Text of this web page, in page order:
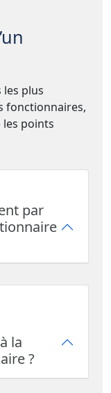
plus
fonctionnaires,
les points
par
la
?